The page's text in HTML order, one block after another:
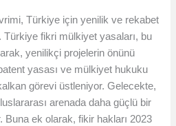
Türkiye için yenilik ve rekabet
Türkiye fikri mülkiyet yasaları, bu
yenilikçi projelerin önünü
yasası ve mülkiyet hukuku
görevi üstleniyor. Gelecekte,
arenada daha güçlü bir
Buna ek olarak, fikir hakları 2023